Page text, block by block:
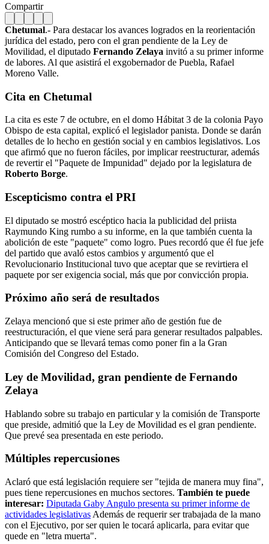
Compartir
Chetumal.- Para destacar los avances logrados en la reorientación
jurídica del estado, pero con el gran pendiente de la Ley de
Movilidad, el diputado Fernando Zelaya invitó a su primer informe
de labores. Al que asistirá el exgobernador de Puebla, Rafael
Moreno Valle.
Cita en Chetumal
La cita es este 7 de octubre, en el domo Hábitat 3 de la colonia Payo
Obispo de esta capital, explicó el legislador panista. Donde se darán
detalles de lo hecho en gestión social y en cambios legislativos. Los
que afirmó que no fueron fáciles, por implicar reestructurar, además
de revertir el "Paquete de Impunidad" dejado por la legislatura de
Roberto Borge.
Escepticismo contra el PRI
El diputado se mostró escéptico hacia la publicidad del priista
Raymundo King rumbo a su informe, en la que también cuenta la
abolición de este "paquete" como logro. Pues recordó que él fue jefe
del partido que avaló estos cambios y argumentó que el
Revolucionario Institucional tuvo que aceptar que se revirtiera el
paquete por ser exigencia social, más que por convicción propia.
Próximo año será de resultados
Zelaya mencionó que si este primer año de gestión fue de
reestructuración, el que viene será para generar resultados palpables.
Anticipando que se llevará temas como poner fin a la Gran
Comisión del Congreso del Estado.
Ley de Movilidad, gran pendiente de Fernando
Zelaya
Hablando sobre su trabajo en particular y la comisión de Transporte
que preside, admitió que la Ley de Movilidad es el gran pendiente.
Que prevé sea presentada en este periodo.
Múltiples repercusiones
Aclaró que está legislación requiere ser "tejida de manera muy fina",
pues tiene repercusiones en muchos sectores. También te puede
interesar: Diputada Gaby Angulo presenta su primer informe de
actividades legislativas Además de requerir ser trabajada de la mano
con el Ejecutivo, por ser quien le tocará aplicarla, para evitar que
quede en "letra muerta".